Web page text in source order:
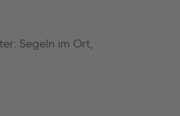
Segeln im Ort,